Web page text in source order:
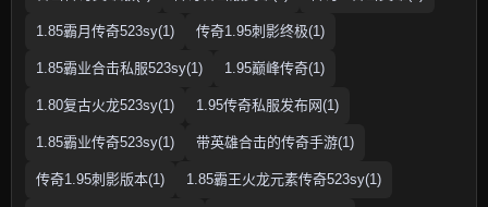
1.85霸月传奇523sy(1) 传奇1.95刺影终极(1)
1.85霸业合击私服523sy(1) 1.95巅峰传奇(1)
1.80复古火龙523sy(1) 1.95传奇私服发布网(1)
1.85霸业传奇523sy(1) 带英雄合击的传奇手游(1)
传奇1.95刺影版本(1) 1.85霸王火龙元素传奇523sy(1)